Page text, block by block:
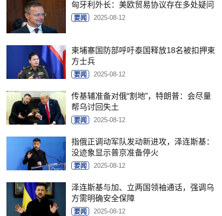
匈牙利外长：美欧贸易协议存在多处疑问
要闻 2025-08-12
柬埔寨国防部呼吁泰国释放18名被扣押柬
方士兵
要闻 2025-08-12
传基辅准备对俄“割地”，特朗普：会尽量
帮乌讨回失土
要闻 2025-08-12
指俄正调动军队发动新进攻，泽连斯基：
没迹象显示普京准备停火
要闻 2025-08-12
泽连斯基与加、立两国领袖通话，强调乌
方需明确安全保障
要闻 2025-08-12